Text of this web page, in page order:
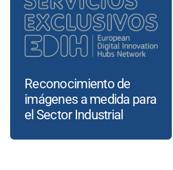
Reconocimiento de
imágenes a medida para
el Sector Industrial